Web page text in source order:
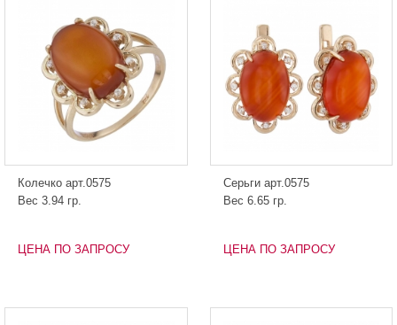
Колечко арт.0575
Вес 3.94 гр.
ЦЕНА ПО ЗАПРОСУ
Серьги арт.0575
Вес 6.65 гр.
ЦЕНА ПО ЗАПРОСУ